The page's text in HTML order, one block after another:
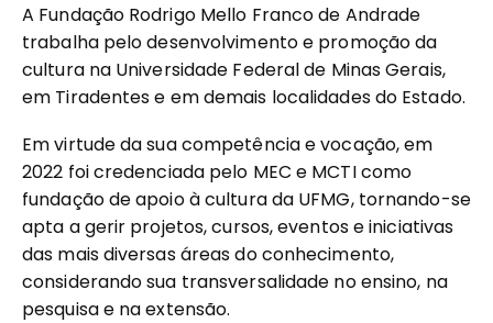
A Fundação Rodrigo Mello Franco de Andrade
trabalha pelo desenvolvimento e promoção da
cultura na Universidade Federal de Minas Gerais,
em Tiradentes e em demais localidades do Estado.
Em virtude da sua competência e vocação, em
2022 foi credenciada pelo MEC e MCTI como
fundação de apoio à cultura da UFMG, tornando-se
apta a gerir projetos, cursos, eventos e iniciativas
das mais diversas áreas do conhecimento,
considerando sua transversalidade no ensino, na
pesquisa e na extensão.